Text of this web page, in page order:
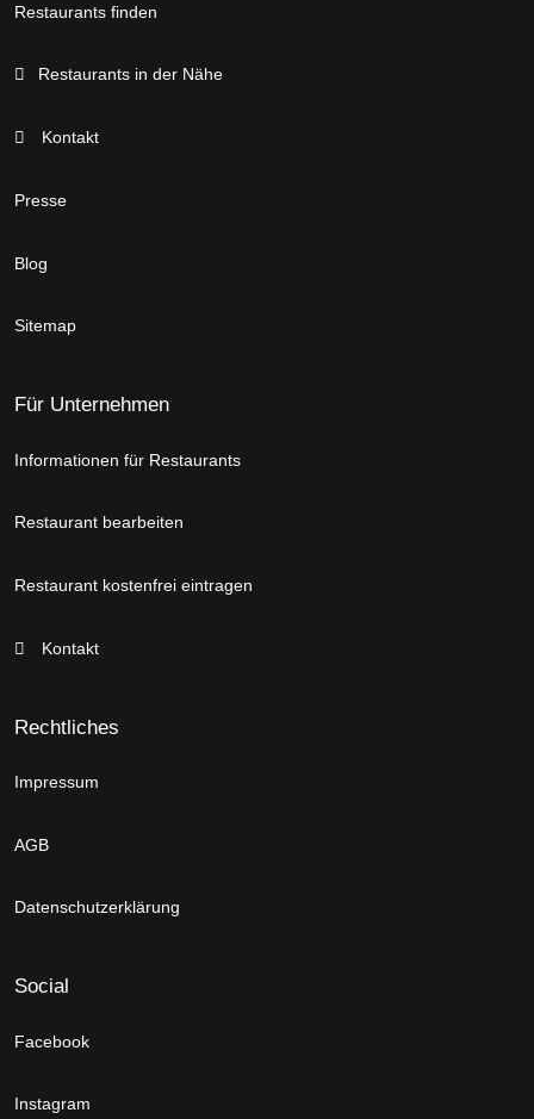
Restaurants finden
Restaurants in der Nähe
Kontakt
Presse
Blog
Sitemap
Für Unternehmen
Informationen für Restaurants
Restaurant bearbeiten
Restaurant kostenfrei eintragen
Kontakt
Rechtliches
Impressum
AGB
Datenschutzerklärung
Social
Facebook
Instagram